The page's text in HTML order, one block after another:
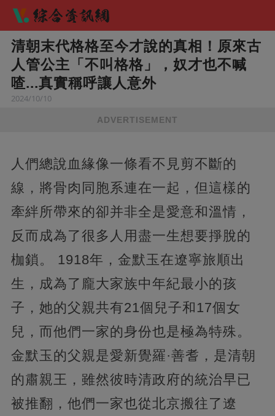
清朝末代格格至今才說的真相！原來古
人管公主「不叫格格」，奴才也不喊
喳...真實稱呼讓人意外
2024/10/10
ADVERTISEMENT
人們總說血緣像一條看不見剪不斷的
線，將骨肉同胞系連在一起，但這樣的
牽絆所帶來的卻并非全是愛意和溫情，
反而成為了很多人用盡一生想要掙脫的
枷鎖。 1918年，金默玉在遼寧旅順出
生，成為了龐大家族中年紀最小的孩
子，她的父親共有21個兒子和17個女
兒，而他們一家的身份也是極為特殊。
金默玉的父親是愛新覺羅·善耆，是清朝
的肅親王，雖然彼時清政府的統治早已
被推翻，他們一家也從北京搬往了遼